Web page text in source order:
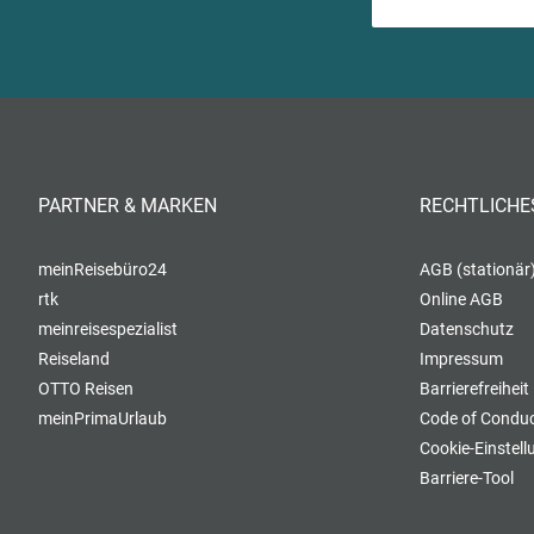
PARTNER & MARKEN
meinReisebüro24
rtk
meinreisespezialist
Reiseland
OTTO Reisen
meinPrimaUrlaub
AGB
Online AGB
Datenschutz
Impressum
Barrierefreiheit
Code of
Cookie-
Barriere-Tool